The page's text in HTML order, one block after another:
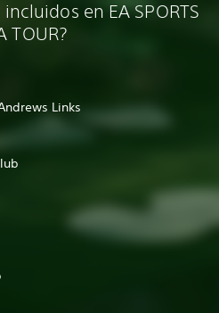
en EA SPORTS
TOUR?
Links